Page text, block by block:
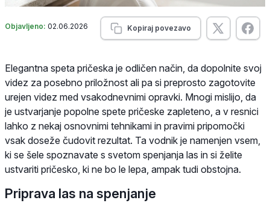
Objavljeno: 02.06.2026 Kopiraj povezavo
Elegantna speta pričeska je odličen način, da dopolnite svoj
videz za posebno priložnost ali pa si preprosto zagotovite
urejen videz med vsakodnevnimi opravki. Mnogi mislijo, da
je ustvarjanje popolne spete pričeske zapleteno, a v resnici
lahko z nekaj osnovnimi tehnikami in pravimi pripomočki
vsak doseže čudovit rezultat. Ta vodnik je namenjen vsem,
ki se šele spoznavate s svetom spenjanja las in si želite
ustvariti pričesko, ki ne bo le lepa, ampak tudi obstojna.
Priprava las na spenjanje